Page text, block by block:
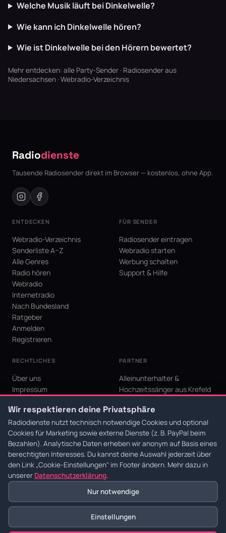
Welche Musik läuft bei Dinkelwelle?
Wie kann ich Dinkelwelle hören?
Wie ist Dinkelwelle bei den Hörern bewertet?
Mehr entdecken: alle Party-Sender · Radiosender aus
Niedersachsen · Webradio-Verzeichnis
Radiodienste
Tausende Radiosender direkt im Browser — kostenlos, ohne App.
ENTDECKEN
Webradio-Verzeichnis
Senderliste A–Z
Alle Genres
Radio hören
Webradio
Internetradio
Nach Bundesland
Ratgeber
Anmelden
Registrieren
FÜR SENDER
Radiosender eintragen
Webradio starten
Werbung schalten
Support & Hilfe
RECHTLICHES
Über uns
Impressum
AGB
Cookie-Einstellungen
PARTNER
Alleinunterhalter &
Hochzeitssänger aus Krefeld
Krefeld für den Niederrhein
© 2026 Radiodienste. Alle Rechte vorbehalten.·Datenschutz·AGB·
Impressum
Wir respektieren deine Privatsphäre
Radiodienste nutzt technisch notwendige Cookies und optional
Cookies für Marketing sowie externe Dienste (z. B. PayPal beim
Bezahlen). Analytische Daten erheben wir anonym auf Basis eines
berechtigten Interesses. Du kannst deine Auswahl jederzeit über
den Link „Cookie-Einstellungen" im Footer ändern. Mehr dazu in
unserer Datenschutzerklärung.
Nur notwendige
Einstellungen